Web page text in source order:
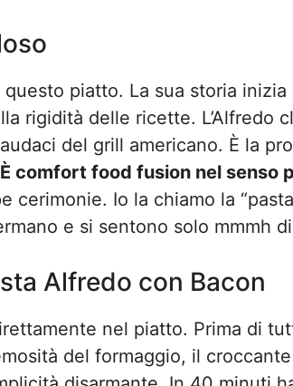
piatto. La sua storia
rigidità delle ricette. L’Alfredo
del grill americano. È la
È comfort food fusion nel senso
Io la chiamo la
e si sentono solo mmmh
Alfredo con Bacon
nel piatto. Prima di
del formaggio, il